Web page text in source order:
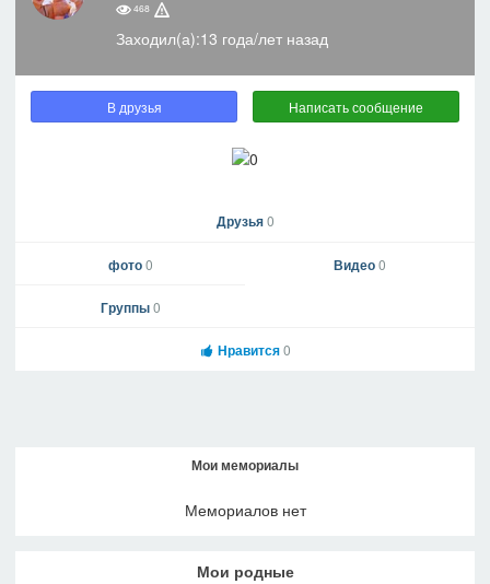
468
Заходил(а):13 года/лет назад
В друзья Написать сообщение
Друзья0
фото0 Видео0
Группы0
Нравится0
Мои мемориалы
Мемориалов нет
Мои родные